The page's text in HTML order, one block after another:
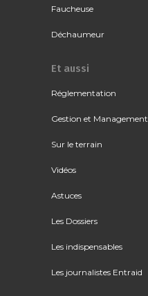
Faucheuse
Déchaumeur
Et aussi
Réglementation
Gestion et Management
Sur le terrain
Vidéos
Astuces
Les Dossiers
Les indispensables
Les journalistes Entraid